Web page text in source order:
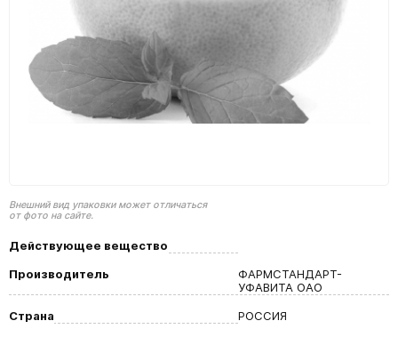
Внешний вид упаковки может отличаться
от фото на сайте.
Действующее вещество
Производитель
ФАРМСТАНДАРТ-
УФАВИТА ОАО
Страна
РОССИЯ